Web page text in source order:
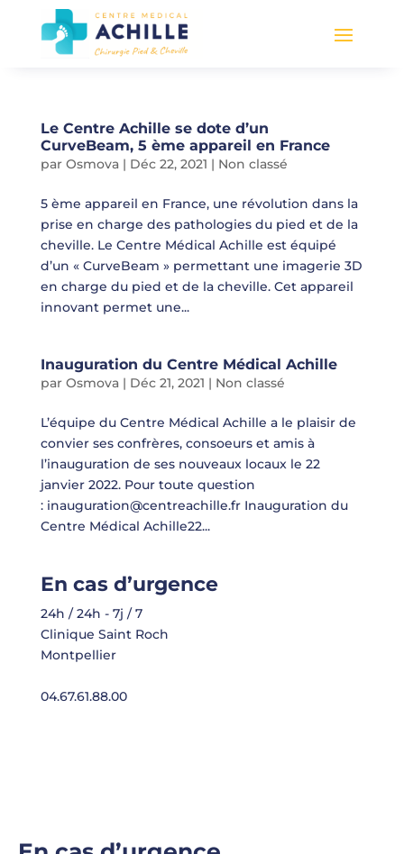
Le Centre Achille se dote d’un
CurveBeam, 5 ème appareil en France
par Osmova| Déc 22, 2021 | Non classé
5 ème appareil en France, une révolution dans la
prise en charge des pathologies du pied et de la
cheville. Le Centre Médical Achille est équipé
d’un « CurveBeam » permettant une imagerie 3D
en charge du pied et de la cheville. Cet appareil
innovant permet une...
Inauguration du Centre Médical Achille
par Osmova| Déc 21, 2021 | Non classé
L’équipe du Centre Médical Achille a le plaisir de
convier ses confrères, consoeurs et amis à
l’inauguration de ses nouveaux locaux le 22
janvier 2022. Pour toute question
: inauguration@centreachille.fr Inauguration du
Centre Médical Achille22...
En cas d’urgence
24h / 24h - 7j / 7
Clinique Saint Roch
Montpellier
04.67.61.88.00